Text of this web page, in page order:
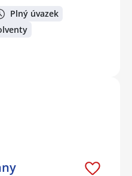
Plný úvazek